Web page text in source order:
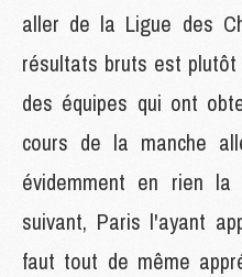
aller de la Ligue des
résultats bruts est
des équipes qui ont
cours de la manche
évidemment en rien
suivant, Paris l'ayant
faut tout de même